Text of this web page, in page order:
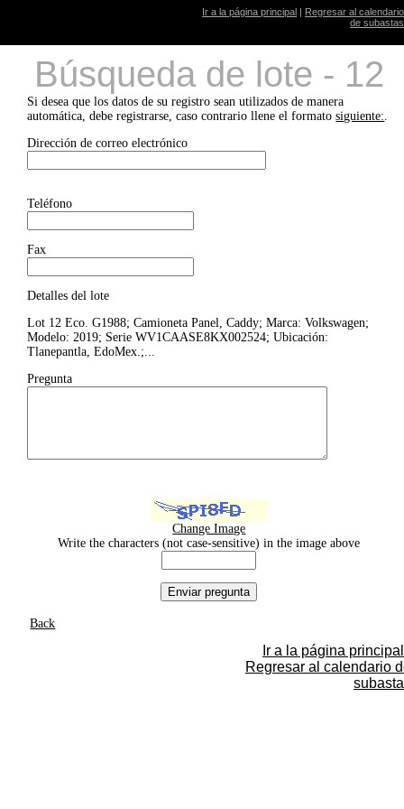
Ir a la página principal | Regresar al calendario
de subastas
Búsqueda de lote - 12
Si desea que los datos de su registro sean utilizados de manera
automática, debe registrarse, caso contrario llene el formatosiguiente:.
Dirección de correo electrónico
Teléfono
Fax
Detalles del lote
Lot 12 Eco. G1988; Camioneta Panel, Caddy; Marca: Volkswagen;
Modelo: 2019; Serie WV1CAASE8KX002524; Ubicación:
Tlanepantla, EdoMex.;...
Pregunta
Change Image
Write the characters (not case-sensitive) in the image above
Back
Ir a la página principal
Regresar al calendario